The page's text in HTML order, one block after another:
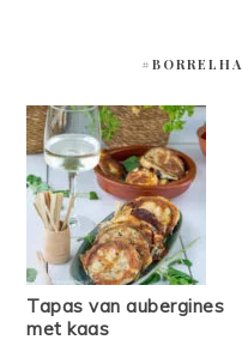
Tapas van aubergines
met kaas